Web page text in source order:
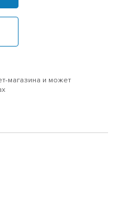
магазина и может